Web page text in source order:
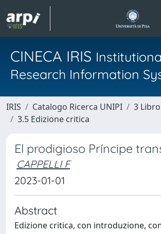
CINECA IRIS
Research Information
IRIS Catalogo Ricerca UNIPI
3 Libro
3.5 Edizione critica
El prodigioso Príncipe
CAPPELLI F
2023-01-01
Abstract
Edizione critica, con introduzione,